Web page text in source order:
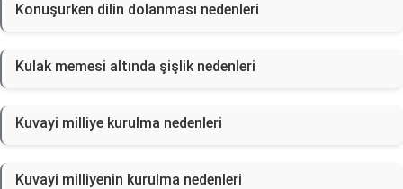
Konuşurken dilin dolanması nedenleri
Kulak memesi altında şişlik nedenleri
Kuvayi milliye kurulma nedenleri
Kuvayi milliyenin kurulma nedenleri